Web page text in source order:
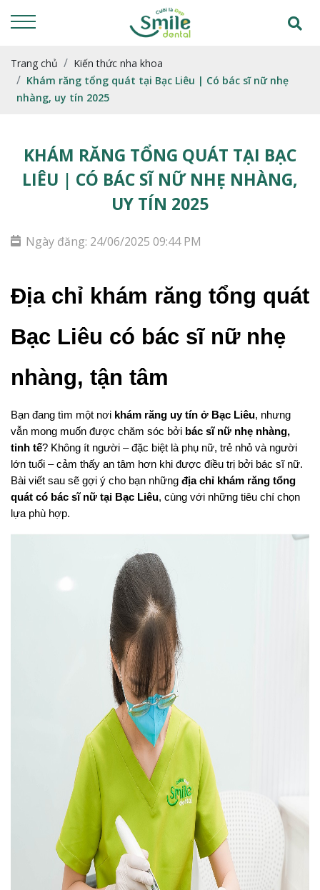
Trang chủ
Kiến thức nha khoa
Khám răng tổng quát tại Bạc Liêu | Có bác sĩ nữ nhẹ
nhàng, uy tín 2025
KHÁM RĂNG TỔNG QUÁT TẠI BẠC
LIÊU | CÓ BÁC SĨ NỮ NHẸ NHÀNG,
UY TÍN 2025
Ngày đăng: 24/06/2025 09:44 PM
Địa chỉ khám răng tổng quát
Bạc Liêu có bác sĩ nữ nhẹ
nhàng, tận tâm
Bạn đang tìm một nơi khám răng uy tín ở Bạc Liêu, nhưng
vẫn mong muốn được chăm sóc bởi bác sĩ nữ nhẹ nhàng,
tinh tế? Không ít người – đặc biệt là phụ nữ, trẻ nhỏ và người
lớn tuổi – cảm thấy an tâm hơn khi được điều trị bởi bác sĩ nữ.
Bài viết sau sẽ gợi ý cho bạn những địa chỉ khám răng tổng
quát có bác sĩ nữ tại Bạc Liêu, cùng với những tiêu chí chọn
lựa phù hợp.